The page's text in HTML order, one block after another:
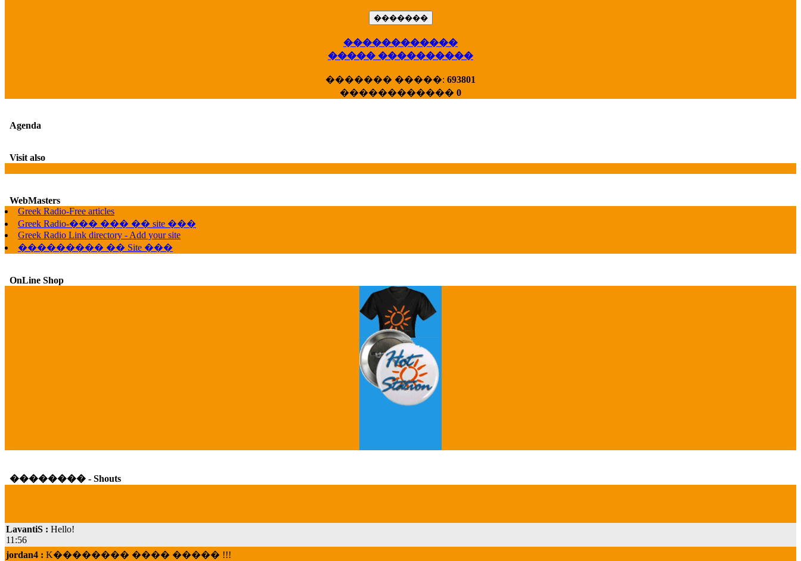
����� HotStat
...
Grey's Anatomy
������������
����� ����������
������� �����: 693801
������������ 0
Agenda
Visit also
WebMasters
Greek Radio-Free articles
Greek Radio-��� ��� �� site ���
Greek Radio Link directory - Add your site
��������� �� Site ���
OnLine Shop
�������� - Shouts
11:56
jordan4 :K�������� ���� ����� !!!
19:45